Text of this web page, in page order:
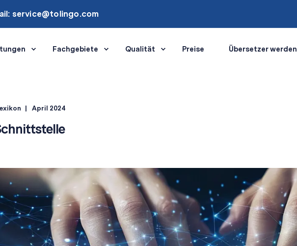
service@tolingo.com
Fachgebiete Qualität Preise Übersetzer werden
April 2024